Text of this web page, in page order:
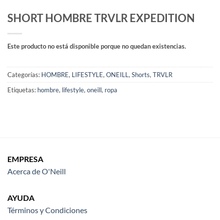
SHORT HOMBRE TRVLR EXPEDITION
Este producto no está disponible porque no quedan existencias.
Categorías: HOMBRE, LIFESTYLE, ONEILL , Shorts, TRVLR
Etiquetas: hombre, lifestyle, oneill, ropa
EMPRESA
Acerca de O'Neill
AYUDA
Términos y Condiciones